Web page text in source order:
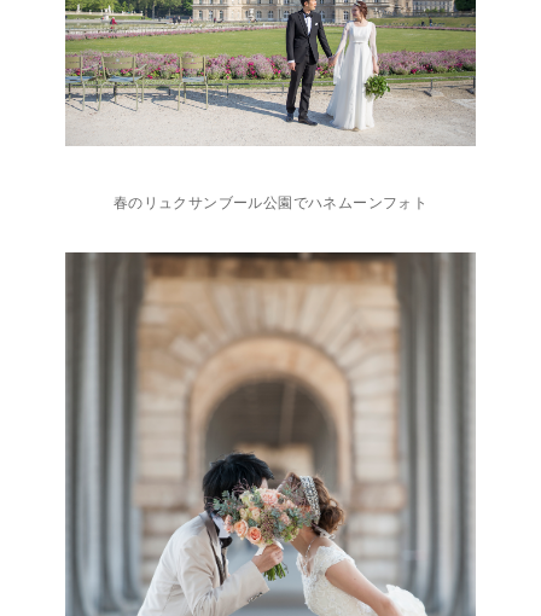
春のリュクサンブール公園でハネムーンフォト